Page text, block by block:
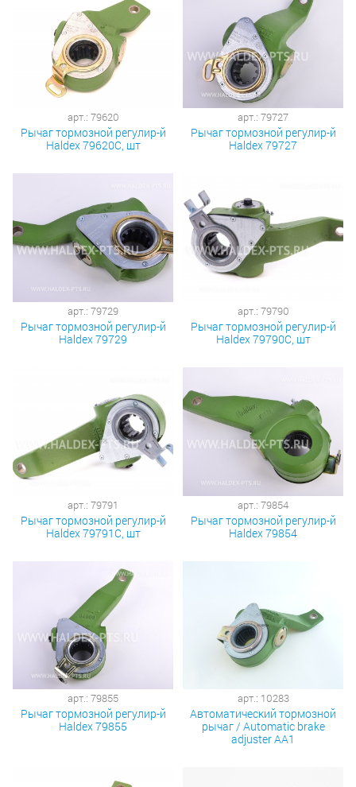
арт.: 79620
Рычаг тормозной регулир-й
Haldex 79620С, шт
арт.: 79727
Рычаг тормозной регулир-й
Haldex 79727
арт.: 79729
Рычаг тормозной регулир-й
Haldex 79729
арт.: 79790
Рычаг тормозной регулир-й
Haldex 79790С, шт
арт.: 79791
Рычаг тормозной регулир-й
Haldex 79791С, шт
арт.: 79854
Рычаг тормозной регулир-й
Haldex 79854
арт.: 79855
Рычаг тормозной регулир-й
Haldex 79855
арт.: 10283
Автоматический тормозной
рычаг / Automatic brake
adjuster AA1